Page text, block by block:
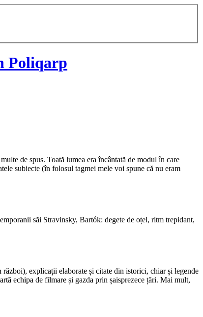
Poliqarp
de spus. Toată lumea era încântată de modul în care
subiecte (în folosul tagmei mele voi spune că nu eram
săi Stravinsky, Bartók: degete de oțel, ritm trepidant,
explicații elaborate și citate din istorici, chiar și legende
echipa de filmare și gazda prin șaisprezece țări. Mai mult,